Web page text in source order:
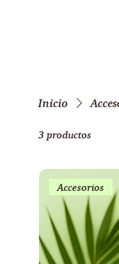
Inicio
3 productos
Accesorios